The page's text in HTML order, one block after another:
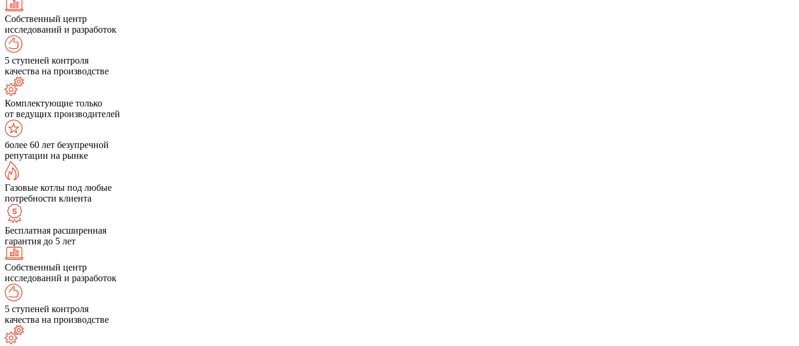
Собственный центр
исследований и разработок
5 ступеней контроля
качества на производстве
Комплектующие только
от ведущих производителей
более 60 лет безупречной
репутации на рынке
Газовые котлы под любые
потребности клиента
Бесплатная расширенная
гарантия до 5 лет
Собственный центр
исследований и разработок
5 ступеней контроля
качества на производстве